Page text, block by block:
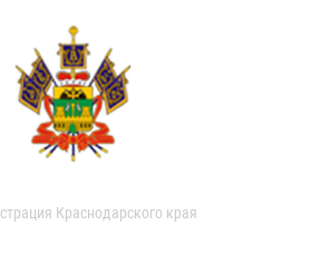
Краснодарского края